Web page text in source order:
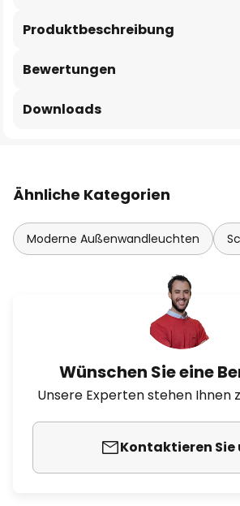
Produktbeschreibung
Bewertungen
Downloads
Ähnliche Kategorien
Moderne Außenwandleuchten
Wünschen Sie eine
Unsere Experten stehen Ihnen
Kontaktieren Sie